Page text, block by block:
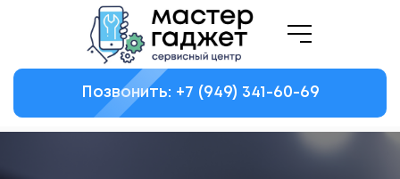
Позвонить: +7 (949) 341-60-69